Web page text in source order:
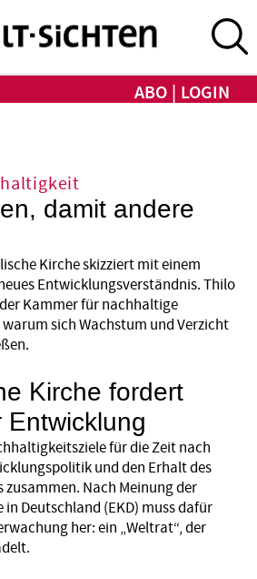
ABO LOGIN
damit andere
Kirche skizziert mit einem
Entwicklungsverständnis. Thilo
Kammer für nachhaltige
sich Wachstum und Verzicht
Kirche fordert
Entwicklung
für die Zeit nach
und den Erhalt des
Nach Meinung der
in Deutschland (EKD) muss dafür
her: ein „Weltrat“, der